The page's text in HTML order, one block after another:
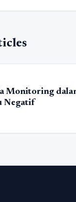
Monitoring
Negatif